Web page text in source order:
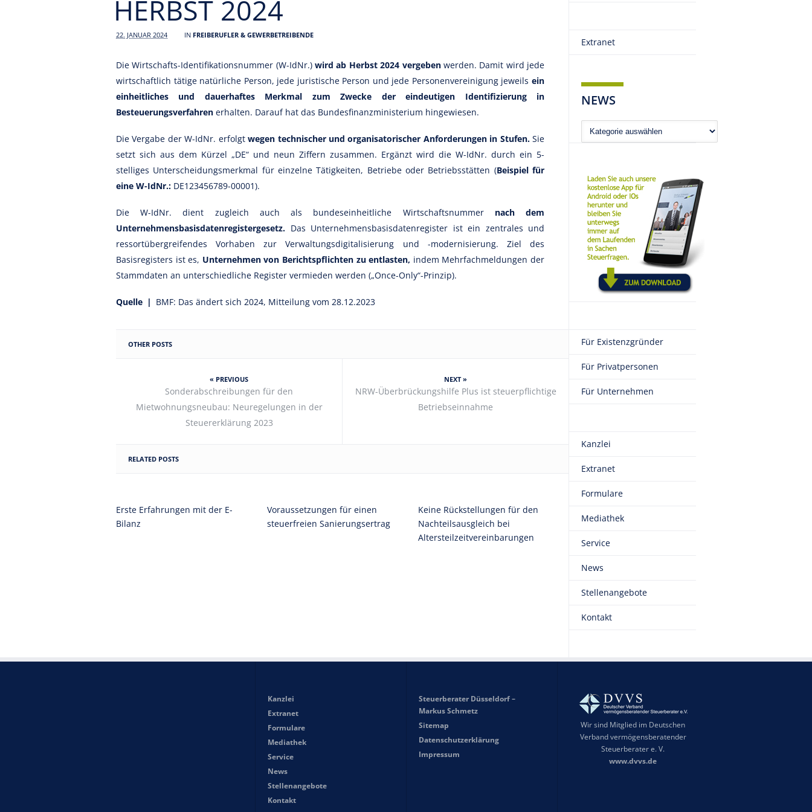
HERBST 2024
22. JANUAR 2024 IN FREIBERUFLER & GEWERBETREIBENDE
Die Wirtschafts-Identifikationsnummer (W-IdNr.)wird ab Herbst 2024 vergebenwerden. Damit wird jede
wirtschaftlich tätige natürliche Person, jede juristische Person und jede Personenvereinigung jeweils ein
einheitliches und dauerhaftes Merkmal zum Zwecke der eindeutigen Identifizierung in
Besteuerungsverfahren erhalten. Darauf hat das Bundesfinanzministerium hingewiesen.
Die Vergabe der W-IdNr. erfolgtwegen technischer und organisatorischer Anforderungen in Stufen.Sie
setzt sich aus dem Kürzel „DE“ und neun Ziffern zusammen. Ergänzt wird die W-IdNr. durch ein 5-
stelliges Unterscheidungsmerkmal für einzelne Tätigkeiten, Betriebe oder Betriebsstätten (Beispiel für
eine W-IdNr.: DE123456789-00001).
Die W-IdNr. dient zugleich auch als bundeseinheitliche Wirtschaftsnummer nach dem
Unternehmensbasisdatenregistergesetz. Das Unternehmensbasisdatenregister ist ein zentrales und
ressortübergreifendes Vorhaben zur Verwaltungsdigitalisierung und -modernisierung. Ziel des
Basisregisters ist es, Unternehmen von Berichtspflichten zu entlasten, indem Mehrfachmeldungen der
Stammdaten an unterschiedliche Register vermieden werden („Once-Only“-Prinzip).
Quelle | BMF: Das ändert sich 2024, Mitteilung vom 28.12.2023
OTHER POSTS
« PREVIOUS
Sonderabschreibungen für den
Mietwohnungsneubau: Neuregelungen in der
Steuererklärung 2023
NEXT »
NRW-Überbrückungshilfe Plus ist steuerpflichtige
Betriebseinnahme
RELATED POSTS
Erste Erfahrungen mit der E-
Bilanz
Voraussetzungen für einen
steuerfreien Sanierungsertrag
Keine Rückstellungen für den
Nachteilsausgleich bei
Altersteilzeitvereinbarungen
Extranet
NEWS
News
Für Existenzgründer
Für Privatpersonen
Für Unternehmen
Kanzlei
Extranet
Formulare
Mediathek
Service
News
Stellenangebote
Kontakt
Kanzlei
Extranet
Formulare
Mediathek
Service
News
Stellenangebote
Kontakt
Steuerberater Düsseldorf –
Markus Schmetz
Sitemap
Datenschutzerklärung
Impressum
Wir sind Mitglied im Deutschen
Verband vermögensberatender
Steuerberater e. V.
www.dvvs.de